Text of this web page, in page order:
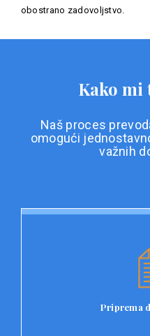
obostrano zadovoljstvo.
Kako mi
Naš proces
omogući
važnih
Priprema
Prvi korak u našem
dokumentacije.
dokumenta, kao i